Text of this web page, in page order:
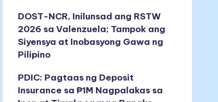
DOST-NCR, Inilunsad ang RSTW
2026 sa Valenzuela; Tampok ang
Siyensya at Inobasyong Gawa ng
Pilipino
PDIC: Pagtaas ng Deposit
Insurance sa ₱1M Nagpalakas sa